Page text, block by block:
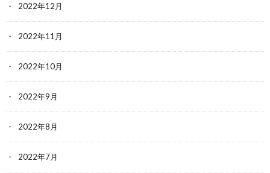
2022年12月
2022年11月
2022年10月
2022年9月
2022年8月
2022年7月